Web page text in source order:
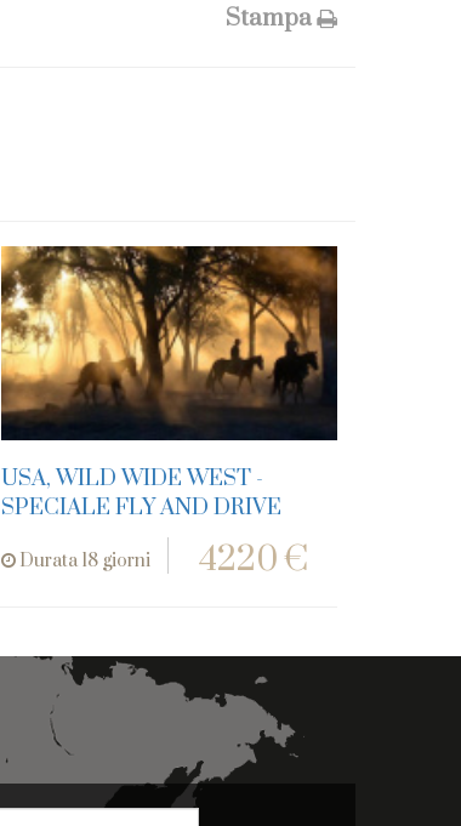
Stampa
USA, WILD WIDE WEST -
SPECIALE FLY AND DRIVE
Durata 18 giorni 4220 €